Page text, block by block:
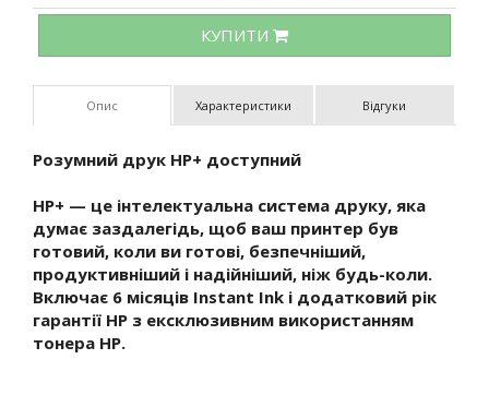
КУПИТИ
Опис Характеристики Відгуки
Розумний друк HP+ доступний
HP+ — це інтелектуальна система друку, яка
думає заздалегідь, щоб ваш принтер був
готовий, коли ви готові, безпечніший,
продуктивніший і надійніший, ніж будь-коли.
Включає 6 місяців Instant Ink і додатковий рік
гарантії HP з ексклюзивним використанням
тонера HP.